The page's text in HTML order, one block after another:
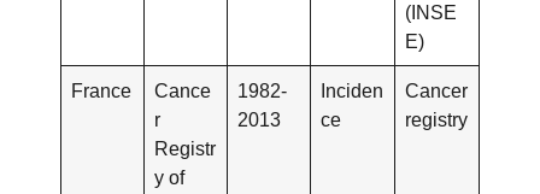
(INSE
E)
France
Cance
r
Registr
y of
1982-
2013
Inciden
ce
Cancer
registry